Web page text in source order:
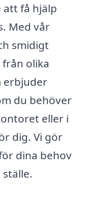
att få hjälp
Med vår
smidigt
olika
erbjuder
du behöver
eller i
dig. Vi gör
dina behov